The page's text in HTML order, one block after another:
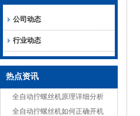
公司动态
行业动态
热点资讯
全自动拧螺丝机原理详细分析
全自动拧螺丝机如何正确开机